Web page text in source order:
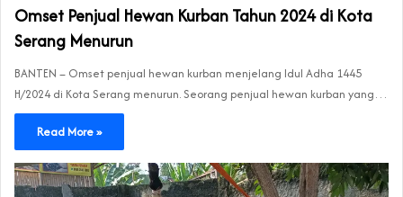
Omset Penjual Hewan Kurban Tahun 2024 di Kota
Serang Menurun
BANTEN – Omset penjual hewan kurban menjelang Idul Adha 1445
H/2024 di Kota Serang menurun. Seorang penjual hewan kurban yang…
Read More »